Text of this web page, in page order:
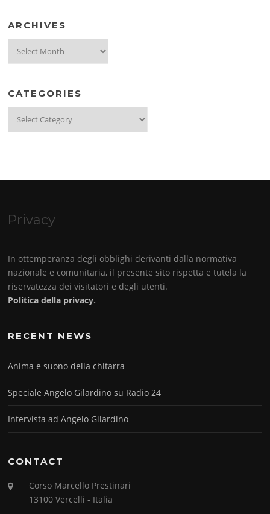
ARCHIVES
CATEGORIES
Privacy
In ottemperanza degli obblighi derivanti dalla normativa
nazionale e comunitaria, il presente sito rispetta e tutela la
riservatezza dei visitatori e degli utenti.
Politica della privacy.
RECENT NEWS
Anima e suono della chitarra
Speciale Angelo Gilardino su Radio 24
Intervista ad Angelo Gilardino
CONTACT
Corso Marcello Prestinari
13100 Vercelli - Italia